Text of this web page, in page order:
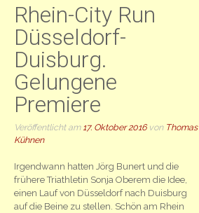
Rhein-City Run
Düsseldorf-
Duisburg.
Gelungene
Premiere
Veröffentlicht am 17. Oktober 2016von Thomas
Kühnen
Irgendwann hatten Jörg Bunert und die
frühere Triathletin Sonja Oberem die Idee,
einen Lauf von Düsseldorf nach Duisburg
auf die Beine zu stellen. Schön am Rhein